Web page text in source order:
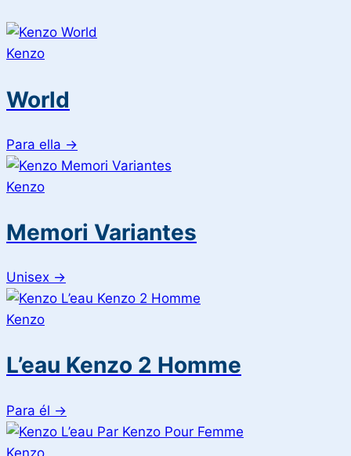
Kenzo
World
Para ella →
Kenzo
Memori Variantes
Unisex →
Kenzo
L’eau Kenzo 2 Homme
Para él →
Kenzo